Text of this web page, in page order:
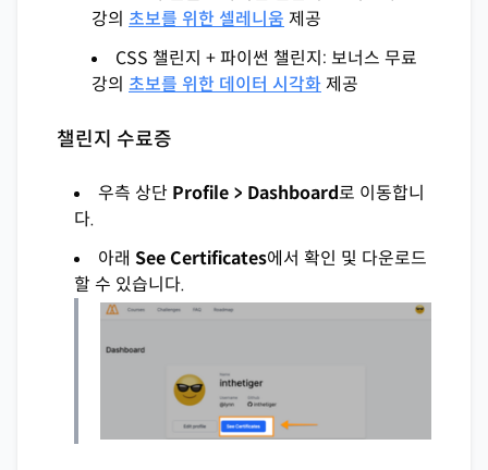
강의 초보를 위한 셀레니움 제공
CSS 챌린지 + 파이썬 챌린지: 보너스 무료
강의 초보를 위한 데이터 시각화제공
챌린지 수료증
우측 상단 Profile > Dashboard로 이동합니
다.
아래 See Certificates에서 확인 및 다운로드
할 수 있습니다.